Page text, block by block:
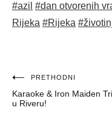
#azil #dan otvorenih
Rijeka #Rijeka
Navigacija
objava
PRETHODNI
Karaoke & Iron Maiden
u Riveru!